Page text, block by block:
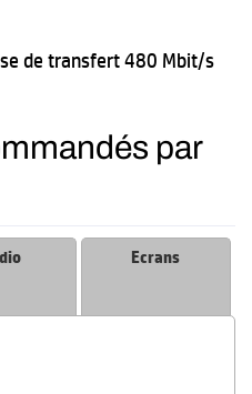
de transfert 480 Mbit/s
par
Ecrans